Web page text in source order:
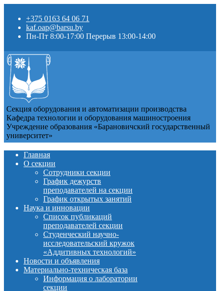
+375 0163 64 06 71
kaf.oap@barsu.by
Пн-Пт 8:00-17:00 Перерыв 13:00-14:00
Секция оборудования и автоматизации производства
Кафедра технологии и оборудования машиностроения
Учреждение образования «Барановичский государственный
университет»
Главная
О секции
Сотрудники секции
График дежурств
преподавателей на секции
График открытых занятий
Наука и инновации
Список публикаций
преподавателей секции
Студенческий научно-
исследовательский кружок
«Аддитивных технологий»
Новости и объявления
Материально-техническая база
Информация о лаборатории
секции